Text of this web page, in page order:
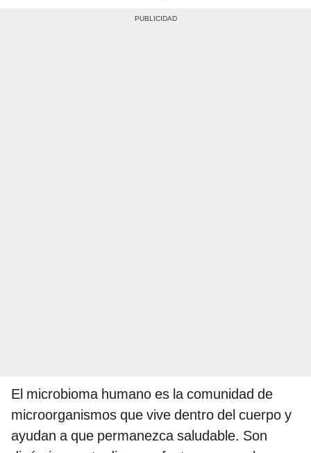
El microbioma humano es la comunidad de
microorganismos que vive dentro del cuerpo y
ayudan a que permanezca saludable. Son